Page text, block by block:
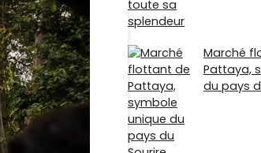
Marché
Pattaya,
du pays